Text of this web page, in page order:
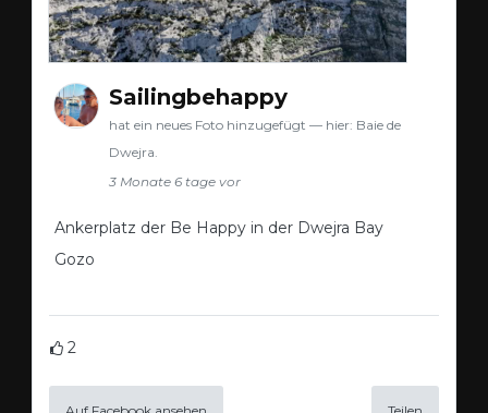
Sailingbehappy
hat ein neues Foto hinzugefügt — hier: Baie de
Dwejra.
3 Monate 6 tage vor
Ankerplatz der Be Happy in der Dwejra Bay
Gozo
2